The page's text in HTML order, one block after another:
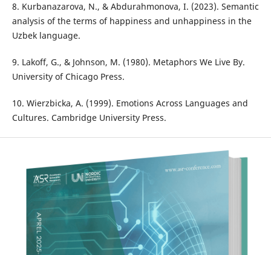
8. Kurbanazarova, N., & Abdurahmonova, I. (2023). Semantic
analysis of the terms of happiness and unhappiness in the
Uzbek language.
9. Lakoff, G., & Johnson, M. (1980). Metaphors We Live By.
University of Chicago Press.
10. Wierzbicka, A. (1999). Emotions Across Languages and
Cultures. Cambridge University Press.